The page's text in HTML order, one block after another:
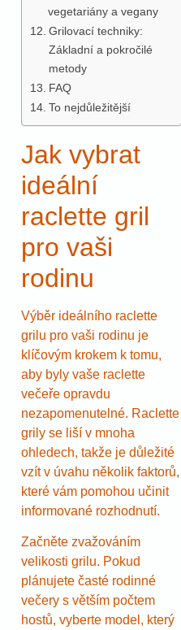
vegetariány a vegany
Grilovací techniky:
Základní a pokročilé
metody
FAQ
To nejdůležitější
Jak vybrat
ideální
raclette gril
pro vaši
rodinu
Výběr ideálního raclette
grilu pro vaši rodinu je
klíčovým krokem k tomu,
aby byly vaše raclette
večeře opravdu
nezapomenutelné. Raclette
grily se liší v mnoha
ohledech, takže je důležité
vzít v úvahu několik faktorů,
které vám pomohou učinit
informované rozhodnutí.
Začněte zvažováním
velikosti grilu. Pokud
plánujete časté rodinné
večery s větším počtem
hostů, vyberte model, který